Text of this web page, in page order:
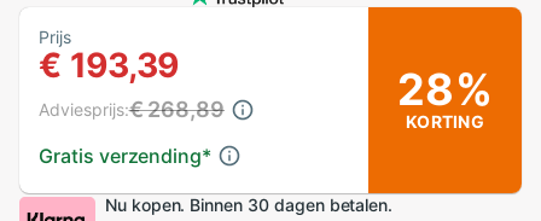
Prijs
€ 193,39
Gratis verzending*
Adviesprijs:€ 268,89 28%
KORTING
Nu kopen. Binnen 30 dagen betalen.